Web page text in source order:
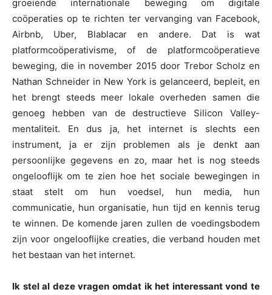
groeiende internationale beweging om digitale
coöperaties op te richten ter vervanging van Facebook,
Airbnb, Uber, Blablacar en andere. Dat is wat
platformcoöperativisme, of de platformcoöperatieve
beweging, die in november 2015 door Trebor Scholz en
Nathan Schneider in New York is gelanceerd, bepleit, en
het brengt steeds meer lokale overheden samen die
genoeg hebben van de destructieve Silicon Valley-
mentaliteit. En dus ja, het internet is slechts een
instrument, ja er zijn problemen als je denkt aan
persoonlijke gegevens en zo, maar het is nog steeds
ongelooflijk om te zien hoe het sociale bewegingen in
staat stelt om hun voedsel, hun media, hun
communicatie, hun organisatie, hun tijd en kennis terug
te winnen. De komende jaren zullen de voedingsbodem
zijn voor ongelooflijke creaties, die verband houden met
het bestaan van het internet.
Ik stel al deze vragen omdat ik het interessant vond te